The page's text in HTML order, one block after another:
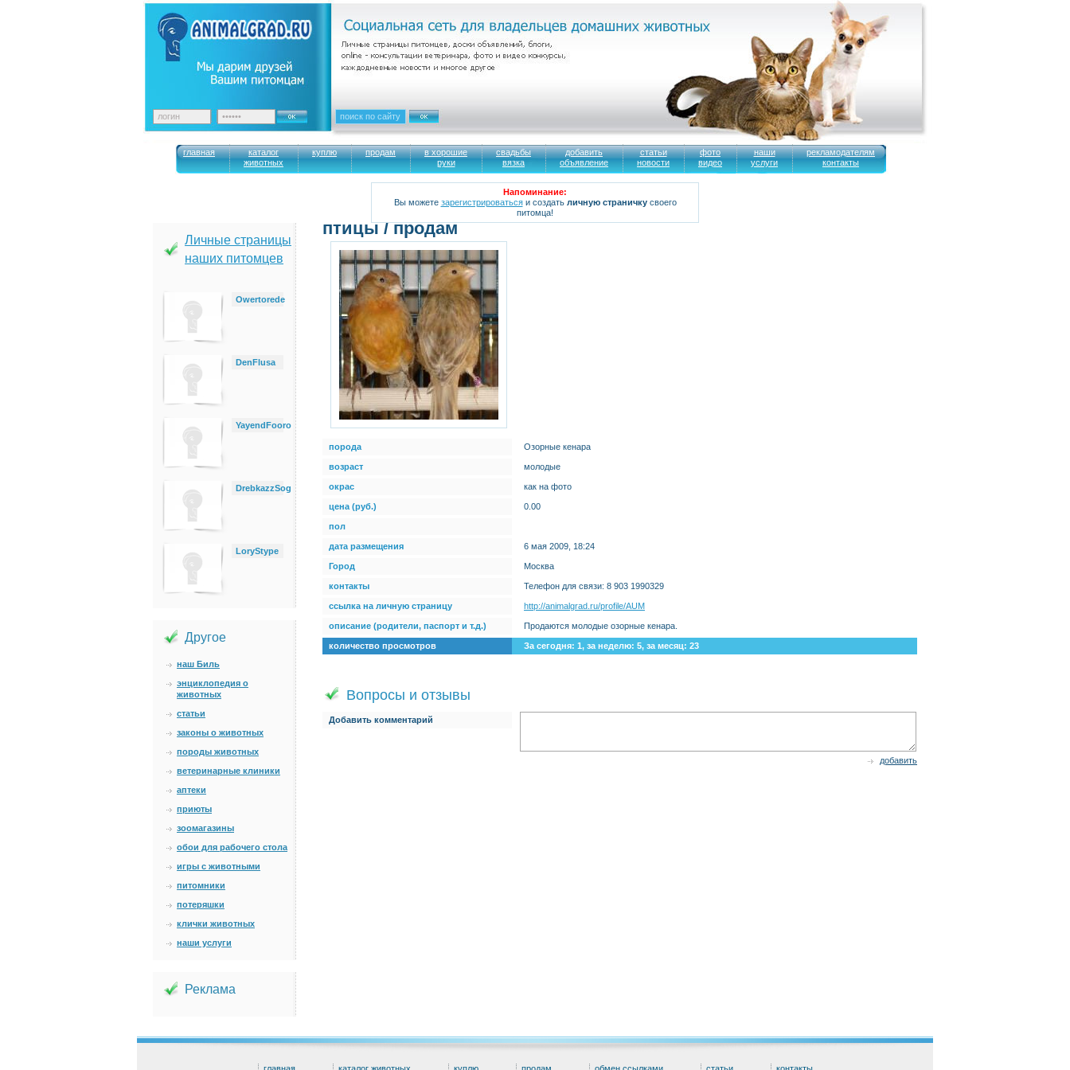
главная
каталог
животных
куплю продам
в хорошие
руки
свадьбы
вязка
добавить
объявление
статьи
новости
фото
видео
наши
услуги
рекламодателям
контакты
Напоминание:
Вы можете зарегистрироватьсяи создать личную страничкусвоего
питомца!
Личные страницы
наших питомцев
Owertorede
DenFlusa
YayendFooro
DrebkazzSog
LoryStype
Другое
наш Биль
энциклопедия о
животных
статьи
законы о животных
породы животных
ветеринарные клиники
аптеки
приюты
зоомагазины
обои для рабочего стола
игры с животными
питомники
потеряшки
клички животных
наши услуги
Реклама
птицы / продам
порода Озорные кенара
возраст молодые
окрас как на фото
цена (руб.) 0.00
пол
дата размещения 6 мая 2009, 18:24
Город Москва
контакты Телефон для связи: 8 903 1990329
ссылка на личную страницу http://animalgrad.ru/profile/AUM
описание (родители, паспорт и т.д.) Продаются молодые озорные кенара.
количество просмотров За сегодня: 1, за неделю: 5, за месяц: 23
Вопросы и отзывы
Добавить комментарий
добавить